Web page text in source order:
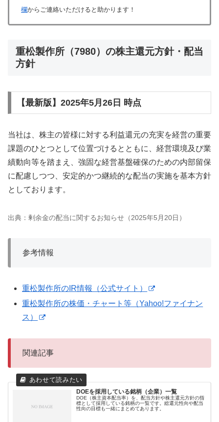
欄からご連絡いただけると助かります！
重松製作所（7980）の株主還元方針・配当
方針
【最新版】2025年5月26日 時点
当社は、株主の皆様に対する利益還元の充実を経営の重要
課題のひとつとして位置づけるとともに、経営環境及び業
績動向等を踏まえ、強固な経営基盤確保のための内部留保
に配慮しつつ、安定的かつ継続的な配当の実施を基本方針
としております。
出典：剰余金の配当に関するお知らせ（2025年5月20日）
参考情報
重松製作所のIR情報（公式サイト）
重松製作所の株価・チャート等（Yahoo!ファイナン
ス）
関連記事
DOEを採用している銘柄（企業）一覧
DOE（株主資本配当率）を、配当方針や株主還元方針の指
標として採用している銘柄の一覧です。総還元性向や配当
性向の目標も一緒にまとめてあります。